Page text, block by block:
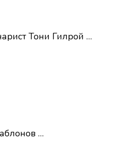
Тони Гилрой …
…